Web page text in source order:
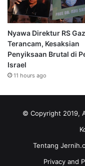
Nyawa Direktur RS
Terancam, Kesaksian
Penyiksaan Brutal di
Israel
11 hours ago
© Copyright 2019,
Tentang
Privacy and